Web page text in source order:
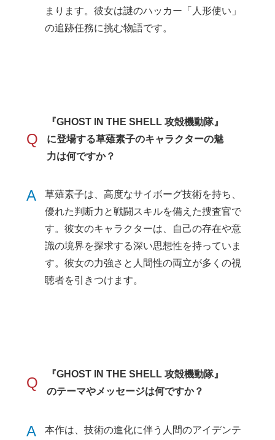
まります。彼女は謎のハッカー「人形使い」
の追跡任務に挑む物語です。
Q
『GHOST IN THE SHELL 攻殻機動隊』
に登場する草薙素子のキャラクターの魅
力は何ですか？
A
草薙素子は、高度なサイボーグ技術を持ち、
優れた判断力と戦闘スキルを備えた捜査官で
す。彼女のキャラクターは、自己の存在や意
識の境界を探求する深い思想性を持っていま
す。彼女の力強さと人間性の両立が多くの視
聴者を引きつけます。
Q
『GHOST IN THE SHELL 攻殻機動隊』
のテーマやメッセージは何ですか？
A
本作は、技術の進化に伴う人間のアイデンテ